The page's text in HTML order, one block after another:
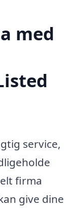
med
service,
firma
give dine